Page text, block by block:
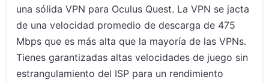
una sólida VPN para Oculus Quest. La VPN se jacta
de una velocidad promedio de descarga de 475
Mbps que es más alta que la mayoría de las VPNs.
Tienes garantizadas altas velocidades de juego sin
estrangulamiento del ISP para un rendimiento